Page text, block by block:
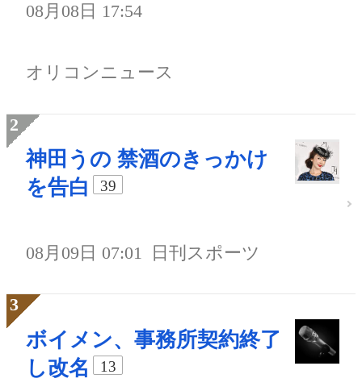
08月08日 17:54
オリコンニュース
神田うの 禁酒のきっかけ
を告白
39
08月09日 07:01 日刊スポーツ
ボイメン、事務所契約終了
し改名
13